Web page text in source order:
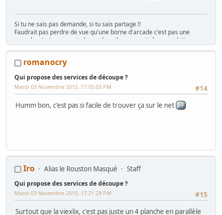
Si tu ne sais pas demande, si tu sais partage !!
Faudrait pas perdre de vue qu'une borne d'arcade c'est pas une
console, c'est rarement plug n play, plus souvent plug n pschitt...
(Funkycochise 2008)
romanocry
Qui propose des services de découpe ?
#14
Mardi 03 Novembre 2015, 17:05:03 PM
Humm bon, c'est pas si facile de trouver ça sur le net
Iro Alias le Rouston Masqué Staff
Qui propose des services de découpe ?
#15
Mardi 03 Novembre 2015, 17:21:29 PM
Surtout que la viexlix, c'est pas juste un 4 planche en parallèle